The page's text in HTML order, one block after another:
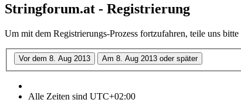
Stringforum.at - Registrierung
Um mit dem Registrierungs-Prozess fortzufahren, teile uns
Alle Zeiten sind UTC+02:00